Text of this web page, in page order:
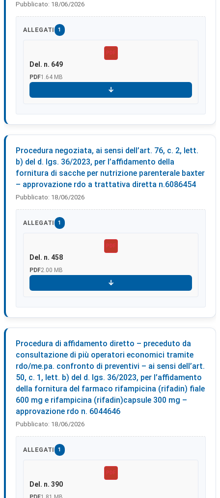
Pubblicato: 18/06/2026
ALLEGATI 1
PDF
Del. n. 649
PDF1.64 MB
Scarica
Procedura negoziata, ai sensi dell’art. 76, c. 2, lett.
b) del d. lgs. 36/2023, per l’affidamento della
fornitura di sacche per nutrizione parenterale baxter
– approvazione rdo a trattativa diretta n.6086454
Pubblicato: 18/06/2026
ALLEGATI 1
PDF
Del. n. 458
PDF2.00 MB
Scarica
Procedura di affidamento diretto – preceduto da
consultazione di più operatori economici tramite
rdo/me.pa. confronto di preventivi – ai sensi dell’art.
50, c. 1, lett. b) del d. lgs. 36/2023, per l’affidamento
della fornitura del farmaco rifampicina (rifadin) fiale
600 mg e rifampicina (rifadin)capsule 300 mg –
approvazione rdo n. 6044646
Pubblicato: 18/06/2026
ALLEGATI 1
PDF
Del. n. 390